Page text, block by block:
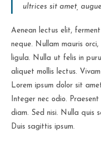
ultrices sit amet,
Aenean lectus elit,
neque. Nullam mauris
ligula. Nulla ut felis in
aliquet mollis lectus.
Lorem ipsum dolor sit
Integer nec odio.
diam. Sed nisi. Nulla quis
Duis sagittis ipsum.